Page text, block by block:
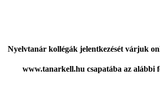
Nyelvtanár kollégák jelentkezését várjuk
www.tanarkell.hu csapatába az alábbi